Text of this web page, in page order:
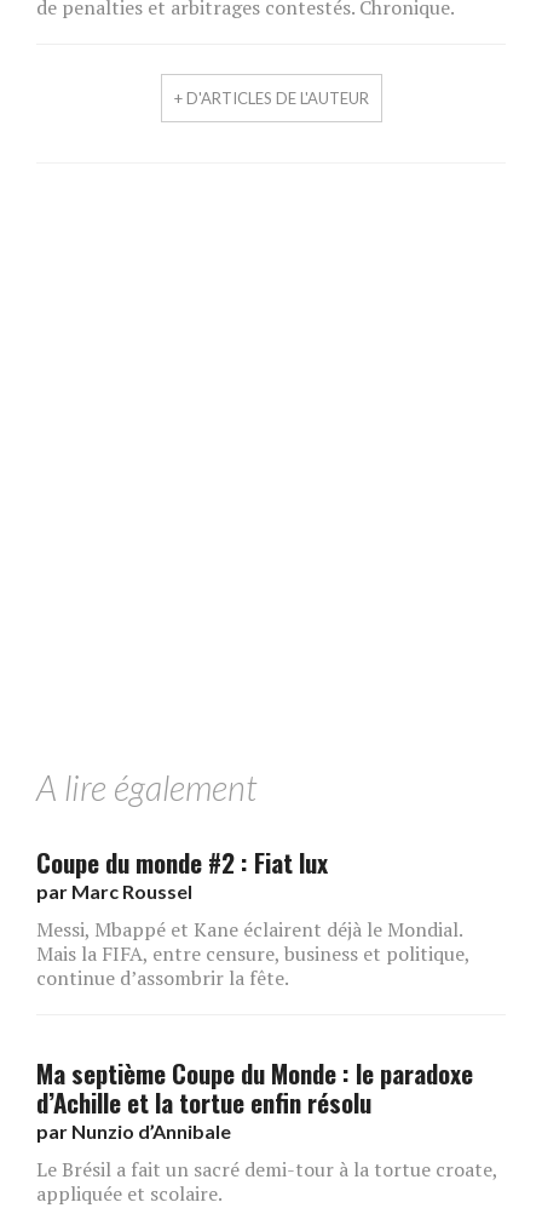
de penalties et arbitrages contestés. Chronique.
+ D'ARTICLES DE L'AUTEUR
A lire également
Coupe du monde #2 : Fiat lux
par Marc Roussel
Messi, Mbappé et Kane éclairent déjà le Mondial.
Mais la FIFA, entre censure, business et politique,
continue d’assombrir la fête.
Ma septième Coupe du Monde : le paradoxe
d’Achille et la tortue enfin résolu
par Nunzio d’Annibale
Le Brésil a fait un sacré demi-tour à la tortue croate,
appliquée et scolaire.